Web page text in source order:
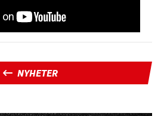
NYHETER